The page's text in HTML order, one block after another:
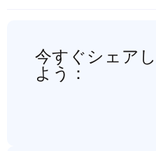
今すぐシェアし
よう：